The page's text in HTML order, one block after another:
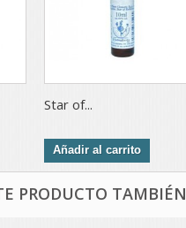
Star of...
Añadir al carrito
PRODUCTO